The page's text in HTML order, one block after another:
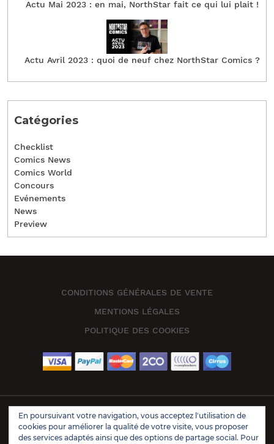
Actu Mai 2023 : en mai, NorthStar fait ce qui lui plait !
Actu Avril 2023 : quoi de neuf chez NorthStar Comics ?
Catégories
Checklist
Comics News
Comics World
Concours
Evénements
News
Preview
CONDITIONS GÉNÉRALES DE VENTE
MENTIONS LÉGALES
POLITIQUE DES COOKIES
Book Store Wordpress Theme 2021 | All Rights Reserved.
Design & Developed byVW Themes
En poursuivant votre navigation, vous acceptez l'utilisation de
cookies pour améliorer la qualité de votre visite, vous proposer
des services adaptés ainsi que des options de partage social. Pour